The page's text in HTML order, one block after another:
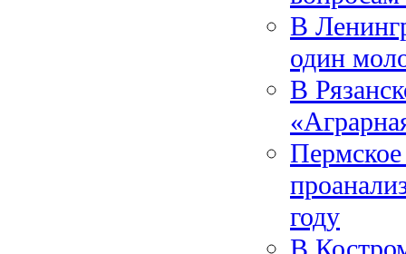
В
один
В
Пермское
году